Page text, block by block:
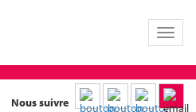
Toggle
Nous suivre